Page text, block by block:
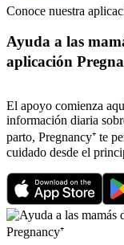
Conoce nuestra
Ayuda a las
aplicación
El apoyo comienza
información diaria
parto, Pregnancy⁺ te
cuidado desde el